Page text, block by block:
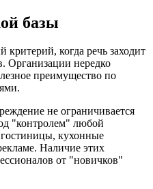
базы
когда речь заходит
Организации нередко
преимущество по
не ограничивается
"контролем" любой
кухонные
Наличие этих
от "новичков"